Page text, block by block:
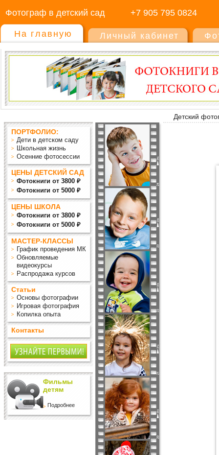
Фотограф в детский сад +7 905 795 0824
На главную Личный кабинет
Детский
ПОРТФОЛИО:
Дети в детском саду
Школьная жизнь
Осенние фотосессии
ЦЕНЫ ДЕТСКИЙ САД
Фотокниги от 3800 ₽
Фотокниги от 5000 ₽
ЦЕНЫ ШКОЛА
Фотокниги от 3800 ₽
Фотокниги от 5000 ₽
МАСТЕР-КЛАССЫ
График проведения МК
Обновляемые
видеокурсы
Распродажа курсов
Статьи
Основы фотографии
Игровая фотография
Копилка опыта
Контакты
Фильмы
детям
Подробнее